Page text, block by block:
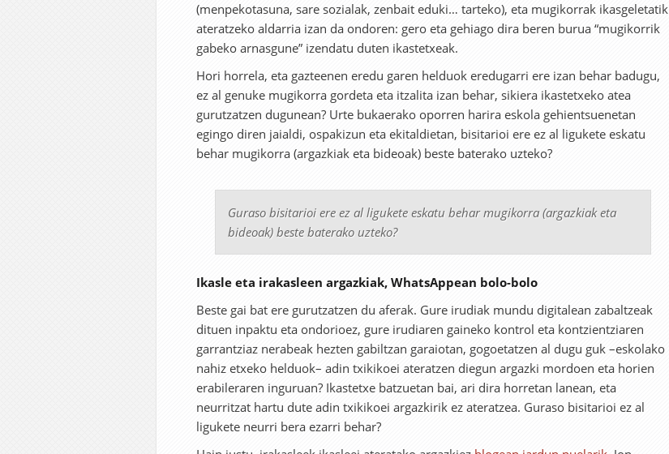
(menpekotasuna, sare sozialak, zenbait eduki… tarteko), eta mugikorrak ikasgeletatik
ateratzeko aldarria izan da ondoren: gero eta gehiago dira beren burua “mugikorrik
gabeko arnasgune” izendatu duten ikastetxeak.
Hori horrela, eta gazteenen eredu garen helduok eredugarri ere izan behar badugu,
ez al genuke mugikorra gordeta eta itzalita izan behar, sikiera ikastetxeko atea
gurutzatzen dugunean? Urte bukaerako oporren harira eskola gehientsuenetan
egingo diren jaialdi, ospakizun eta ekitaldietan, bisitarioi ere ez al ligukete eskatu
behar mugikorra (argazkiak eta bideoak) beste baterako uzteko?
Guraso bisitarioi ere ez al ligukete eskatu behar mugikorra (argazkiak eta
bideoak) beste baterako uzteko?
Ikasle eta irakasleen argazkiak, WhatsAppean bolo-bolo
Beste gai bat ere gurutzatzen du aferak. Gure irudiak mundu digitalean zabaltzeak
dituen inpaktu eta ondorioez, gure irudiaren gaineko kontrol eta kontzientziaren
garrantziaz nerabeak hezten gabiltzan garaiotan, gogoetatzen al dugu guk –eskolako
nahiz etxeko helduok– adin txikikoei ateratzen diegun argazki mordoen eta horien
erabileraren inguruan? Ikastetxe batzuetan bai, ari dira horretan lanean, eta
neurritzat hartu dute adin txikikoei argazkirik ez ateratzea. Guraso bisitarioi ez al
ligukete neurri bera ezarri behar?